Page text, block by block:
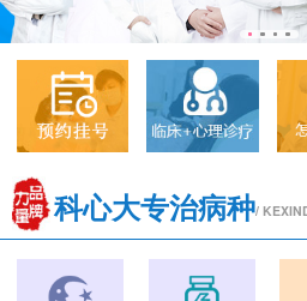
科心大专治病种/